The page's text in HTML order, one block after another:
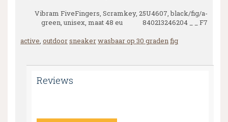
Vibram FiveFingers, Scramkey, 25U4607, black/fig/a-
green, unisex, maat 48 eu 840213246204 _ _ F7
active, outdoorsneakerwasbaar op 30 gradenfig
Reviews